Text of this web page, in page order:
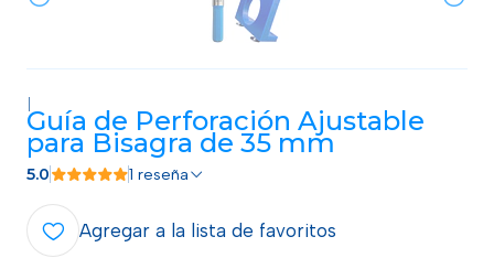
|
Guía de Perforación Ajustable
para Bisagra de 35 mm
5.0 1 reseña
Agregar a la lista de favoritos